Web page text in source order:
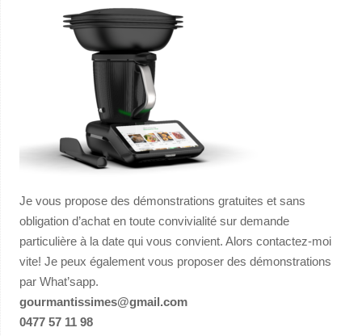
Je vous propose des démonstrations gratuites et sans
obligation d’achat en toute convivialité sur demande
particulière à la date qui vous convient. Alors contactez-moi
vite! Je peux également vous proposer des démonstrations
par What’sapp.
gourmantissimes@gmail.com
0477 57 11 98